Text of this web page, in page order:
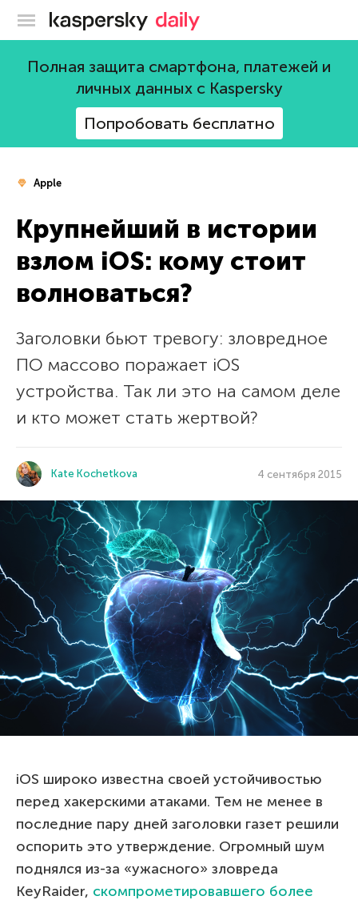
Блог Касперского
Полная защита смартфона, платежей и
личных данных с Kaspersky
Попробовать бесплатно
Apple
Крупнейший в истории
взлом iOS: кому стоит
волноваться?
Заголовки бьют тревогу: зловредное
ПО массово поражает iOS
устройства. Так ли это на самом деле
и кто может стать жертвой?
Kate Kochetkova 4 сентября 2015
iOS широко известна своей устойчивостью
перед хакерскими атаками. Тем не менее в
последние пару дней заголовки газет решили
оспорить это утверждение. Огромный шум
поднялся из-за «ужасного» зловреда
KeyRaider, скомпрометировавшего более